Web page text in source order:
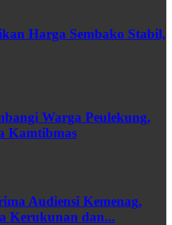
Harga Sembako Stabil,
Warga Peulekung,
Kamtibmas
Audiensi Kemenag,
Kerukunan dan...